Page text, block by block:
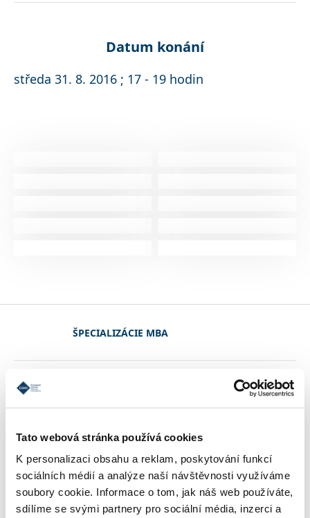
Tato webová stránka používá cookies
K personalizaci obsahu a reklam, poskytování funkcí
sociálních médií a analýze naší návštěvnosti využíváme
soubory cookie. Informace o tom, jak náš web používáte,
sdílíme se svými partnery pro sociální média, inzerci a
Datum konání
středa 31. 8. 2016 ; 17 - 19 hodin
ŠPECIALIZÁCIE MBA
REFERENCIE